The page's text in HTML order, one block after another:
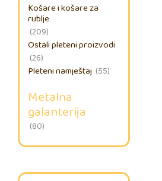
Košare i košare za
rublje
(209)
Ostali pleteni proizvodi
(26)
Pleteni namještaj (55)
Metalna
galanterija
(80)